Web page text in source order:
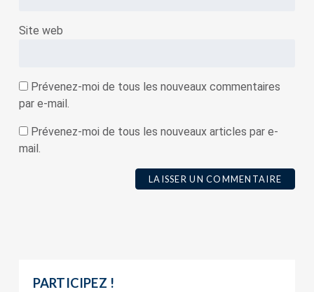
Site web
Prévenez-moi de tous les nouveaux commentaires
par e-mail.
Prévenez-moi de tous les nouveaux articles par e-
mail.
PARTICIPEZ !